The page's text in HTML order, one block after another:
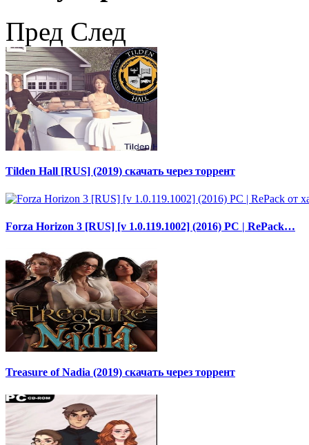
Пред След
Tilden Hall [RUS] (2019) скачать через торрент
Forza Horizon 3 [RUS] [v 1.0.119.1002] (2016) PC | RePack…
Treasure of Nadia (2019) скачать через торрент